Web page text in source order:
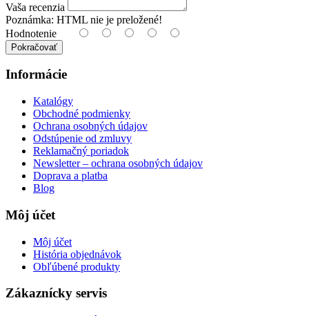
Vaša recenzia
Poznámka: HTML nie je preložené!
Hodnotenie
Pokračovať
Informácie
Katalógy
Obchodné podmienky
Ochrana osobných údajov
Odstúpenie od zmluvy
Reklamačný poriadok
Newsletter – ochrana osobných údajov
Doprava a platba
Blog
Môj účet
Môj účet
História objednávok
Obľúbené produkty
Zákaznícky servis